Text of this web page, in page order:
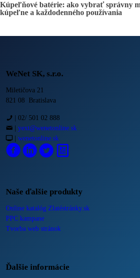
Kúpeľňové batérie: ako vybrať správny
kúpeľne a každodenného používania
WeNet SK, s.r.o.
Miletičova 21
821 08 Bratislava
02/ 501 02 888
yext@wenetonline.sk
wenetonline.sk
Naše ďalšie produkty
Online katalóg Zlatéstránky.sk
PPC kampane
Tvorba web stránok
Ďalšie informácie